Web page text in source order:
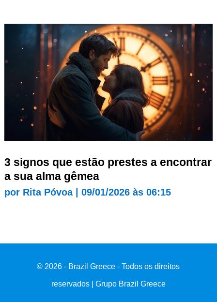
3 signos que estão prestes a encontrar
a sua alma gêmea
por Rita Póvoa| 09/01/2026 às 06:15
© 2026 - Brazil Greece - Todos os direitos
reservados | Grupo Brazil Greece